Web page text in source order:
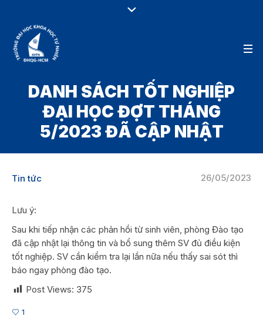
DANH SÁCH TỐT NGHIỆP
ĐẠI HỌC ĐỢT THÁNG
5/2023 ĐÃ CẬP NHẬT
26/05/2023
Tin tức
Lưu ý:
Sau khi tiếp nhận các phản hồi từ sinh viên, phòng Đào tạo
đã cập nhật lại thông tin và bổ sung thêm SV đủ điều kiện
tốt nghiệp. SV cần kiểm tra lại lần nữa nếu thấy sai sót thì
báo ngay phòng đào tạo.
Post Views: 375
1